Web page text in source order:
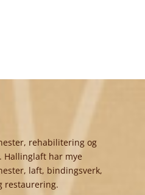
rehabilitering og
Hallinglaft har mye
laft, bindingsverk,
restaurering.